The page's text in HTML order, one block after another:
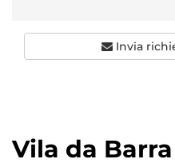
Vila da
Invia